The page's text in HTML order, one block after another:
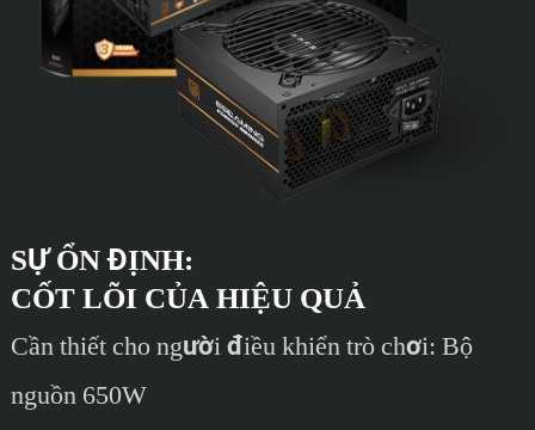
SỰ ỔN ĐỊNH:
CỐT LÕI CỦA HIỆU QUẢ
Cần thiết cho người điều khiển trò chơi: Bộ
nguồn 650W